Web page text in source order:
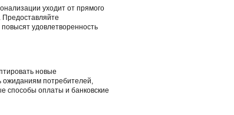
уходит от прямого
Предоставляйте
удовлетворенность
новые
ожиданиям потребителей,
способы оплаты и банковские